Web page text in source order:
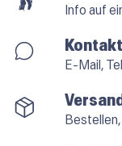
Info auf
Kontakt
E-Mail,